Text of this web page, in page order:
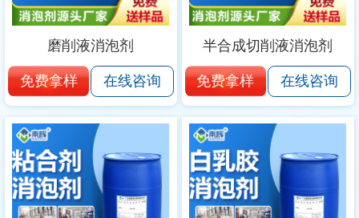
磨削液消泡剂
免费拿样 在线咨询
半合成切削液消泡剂
免费拿样 在线咨询